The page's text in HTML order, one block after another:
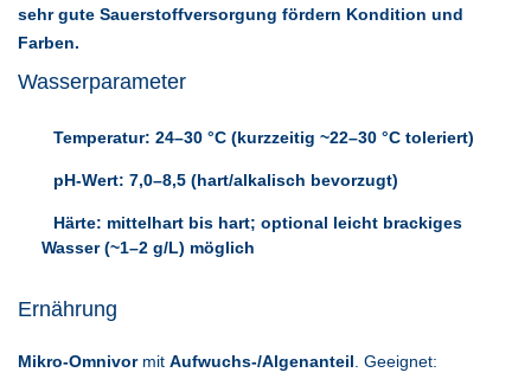
sehr gute Sauerstoffversorgung fördern Kondition und
Farben.
Wasserparameter
Temperatur: 24–30 °C (kurzzeitig ~22–30 °C toleriert)
pH-Wert: 7,0–8,5 (hart/alkalisch bevorzugt)
Härte: mittelhart bis hart; optional leicht brackiges
Wasser(~1–2 g/L) möglich
Ernährung
Mikro-Omnivormit Aufwuchs-/Algenanteil . Geeignet: